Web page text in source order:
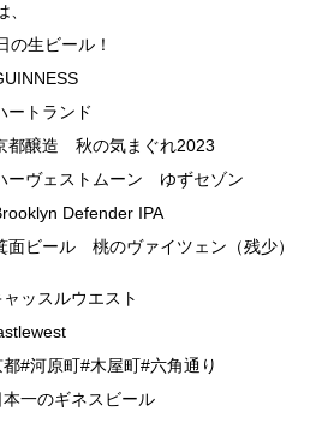
、
の生ビール！
ートランド
都醸造 秋の気まぐれ2023
ーヴェストムーン ゆずセゾン
Defender IPA
面ビール 桃のヴァイツェン（残少）
ッスルウエスト
#河原町#木屋町#六角通り
本一のギネスビール